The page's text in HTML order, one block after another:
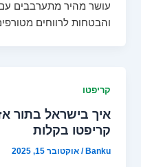
עושר מהיר מתערבבים עם
והבטחות לרווחים
קריפטו
איך בישראל בתור
קריפטו בקלות
Banku
/אוקטובר 15, 2025